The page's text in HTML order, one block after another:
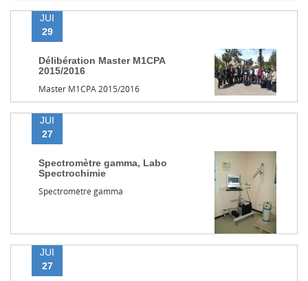
JUI
29
Délibération Master M1CPA
2015/2016
Master M1CPA 2015/2016
JUI
27
Spectromètre gamma, Labo
Spectrochimie
Spectromètre gamma
JUI
27